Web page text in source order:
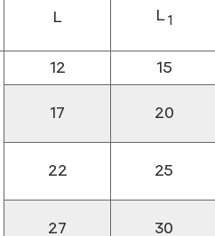
1
12 15
17 20
22 25
27 30